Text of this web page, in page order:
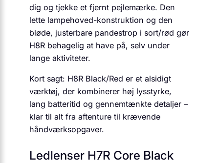
dig og tjekke et fjernt pejlemærke. Den
lette lampehoved-konstruktion og den
bløde, justerbare pandestrop i sort/rød gør
H8R behagelig at have på, selv under
lange aktiviteter.
Kort sagt: H8R Black/Red er et alsidigt
værktøj, der kombinerer høj lysstyrke,
lang batteritid og gennemtænkte detaljer –
klar til alt fra aftenture til krævende
håndværksopgaver.
Ledlenser H7R Core Black